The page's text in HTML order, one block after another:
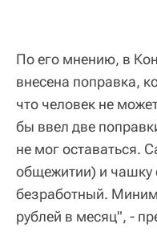
По его мнению, в
внесена поправка,
что человек не
бы ввел две
не мог оставаться.
общежитии) и чашку
безработный.
рублей в месяц", -